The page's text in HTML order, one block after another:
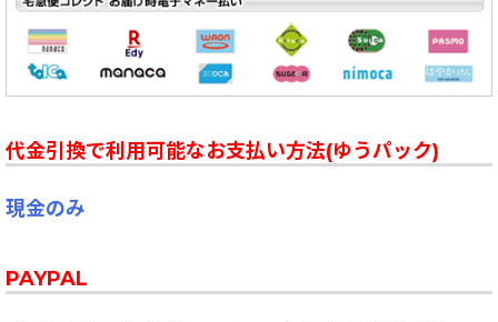
代金引換で利用可能なお支払い方法(ゆうパック)
現金のみ
PAYPAL